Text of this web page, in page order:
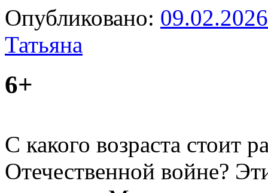
Опубликовано: 09.02.2026
Татьяна
6+
С какого возраста стоит
Отечественной войне?